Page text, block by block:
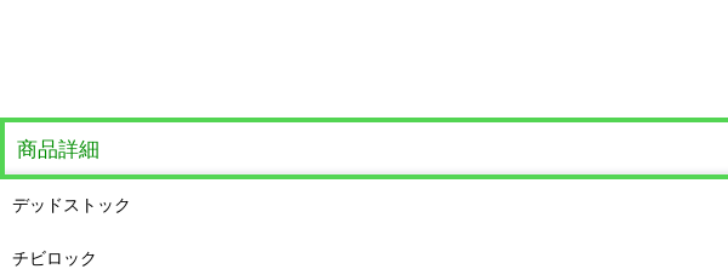
商品詳細
デッドストック
チビロック